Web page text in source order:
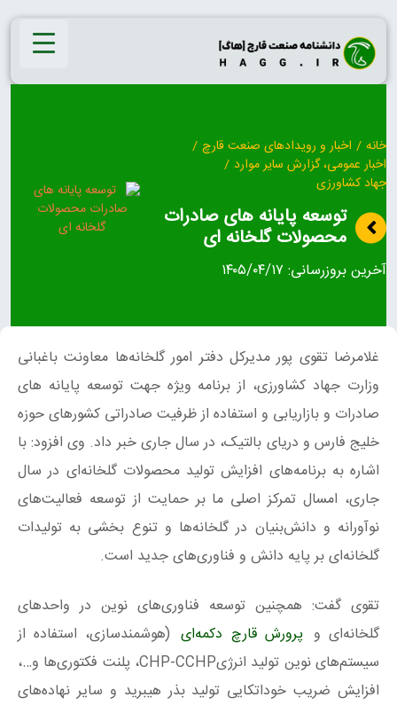
Skip
content
خانه / اخبار و رویدادهای صنعت قارچ /
اخبار عمومی، گزارش سایر موارد /
جهاد کشاورزی
توسعه پایانه های صادرات
محصولات گلخانه ای
آخرین بروزرسانی: ۱۴۰۵/۰۴/۱۷
غلامرضا تقوی پور مدیرکل دفتر امور گلخانه‌ها معاونت باغبانی
وزارت جهاد کشاورزی، از برنامه ویژه جهت توسعه پایانه های
صادرات و بازاریابی و استفاده از ظرفیت صادراتی کشورهای حوزه
خلیج فارس و دریای بالتیک، در سال جاری خبر داد. وی افزود: با
اشاره به برنامه‌های افزایش تولید محصولات گلخانه‌ای در سال
جاری، امسال تمرکز اصلی ما بر حمایت از توسعه فعالیت‌های
نوآورانه و دانش‌بنیان در گلخانه‌ها و تنوع بخشی به تولیدات
گلخانه‌ای بر پایه دانش و فناوری‌های جدید است.
تقوی گفت: همچنین توسعه فناوری‌های نوین در واحدهای
گلخانه‌ای و پرورش قارچ دکمه‌ای (هوشمندسازی، استفاده از
سیستم‌های نوین تولید انرژیCHP-CCHP، پلنت فکتوری‌ها و…،
افزایش ضریب خوداتکایی تولید بذر هیبرید و سایر نهاده‌های